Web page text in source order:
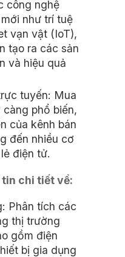
công nghệ
như trí tuệ
vạn vật (IoT),
tạo ra các sản
và hiệu quả
tuyến: Mua
phổ biến,
của kênh bán
đến nhiều cơ
điện tử.
chi tiết về:
Phân tích các
thị trường
gồm điện
bị gia dụng